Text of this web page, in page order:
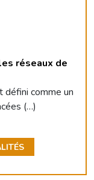
réseaux de
défini comme un
(…)